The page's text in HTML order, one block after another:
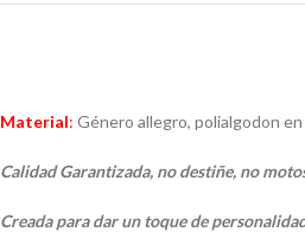
Material: Género allegro, polialgodon
Calidad Garantizada, no destiñe, no
Creada para dar un toque de